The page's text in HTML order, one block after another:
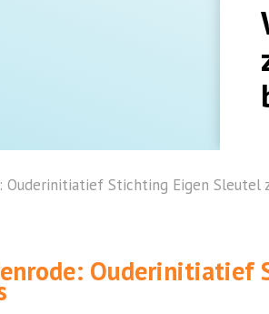
Ouderinitiatief Stichting Eigen Sleutel
Ouderinitiatief